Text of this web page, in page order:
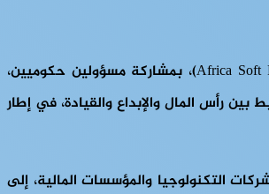
احتضنت العاصمة الكينية نيروبي خلال الفترة من 20 إلى 23 مايو 2026 أعمال النسخة السابعة من قمة القوة الناعمة الإفريقية (Africa Soft Power Summit 2026)، بمشاركة مسؤولين حكوميين،
رأس المال والإبداع والقيادة، في إطار
التكنولوجيا والمؤسسات المالية، إلى